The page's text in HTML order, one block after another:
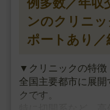
例多数／年収
ンのクリニ
ポートあり
▼クリニックの特徴
全国主要都市に展
クです。